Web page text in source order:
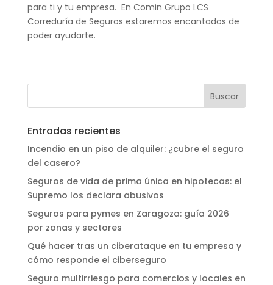
para ti y tu empresa. En Comin Grupo LCS
Correduría de Seguros estaremos encantados de
poder ayudarte.
Entradas recientes
Incendio en un piso de alquiler: ¿cubre el seguro
del casero?
Seguros de vida de prima única en hipotecas: el
Supremo los declara abusivos
Seguros para pymes en Zaragoza: guía 2026
por zonas y sectores
Qué hacer tras un ciberataque en tu empresa y
cómo responde el ciberseguro
Seguro multirriesgo para comercios y locales en